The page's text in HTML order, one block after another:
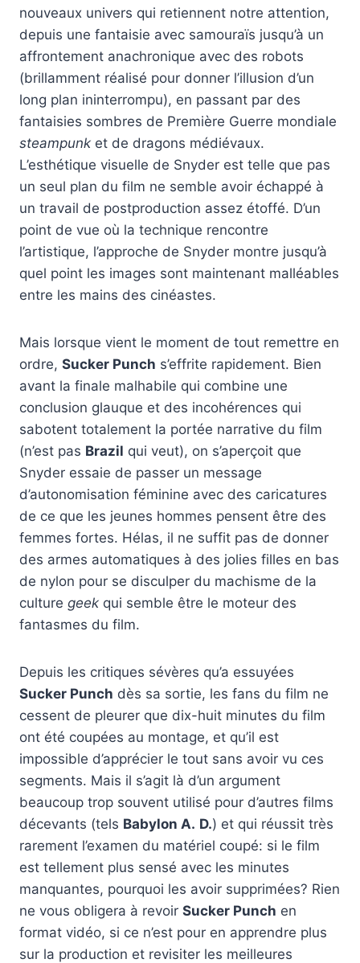
nouveaux univers qui retiennent notre attention,
depuis une fantaisie avec samouraïs jusqu’à un
affrontement anachronique avec des robots
(brillamment réalisé pour donner l’illusion d’un
long plan ininterrompu), en passant par des
fantaisies sombres de Première Guerre mondiale
steampunk et de dragons médiévaux.
L’esthétique visuelle de Snyder est telle que pas
un seul plan du film ne semble avoir échappé à
un travail de postproduction assez étoffé. D’un
point de vue où la technique rencontre
l’artistique, l’approche de Snyder montre jusqu’à
quel point les images sont maintenant malléables
entre les mains des cinéastes.
Mais lorsque vient le moment de tout remettre en
ordre, Sucker Punch s’effrite rapidement. Bien
avant la finale malhabile qui combine une
conclusion glauque et des incohérences qui
sabotent totalement la portée narrative du film
(n’est pas Brazil qui veut), on s’aperçoit que
Snyder essaie de passer un message
d’autonomisation féminine avec des caricatures
de ce que les jeunes hommes pensent être des
femmes fortes. Hélas, il ne suffit pas de donner
des armes automatiques à des jolies filles en bas
de nylon pour se disculper du machisme de la
culture geek qui semble être le moteur des
fantasmes du film.
Depuis les critiques sévères qu’a essuyées
Sucker Punch dès sa sortie, les fans du film ne
cessent de pleurer que dix-huit minutes du film
ont été coupées au montage, et qu’il est
impossible d’apprécier le tout sans avoir vu ces
segments. Mais il s’agit là d’un argument
beaucoup trop souvent utilisé pour d’autres films
décevants (tels Babylon A. D.) et qui réussit très
rarement l’examen du matériel coupé: si le film
est tellement plus sensé avec les minutes
manquantes, pourquoi les avoir supprimées? Rien
ne vous obligera à revoir Sucker Punch en
format vidéo, si ce n’est pour en apprendre plus
sur la production et revisiter les meilleures